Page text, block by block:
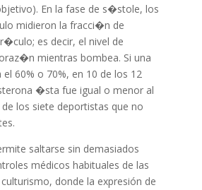
En la fase de s�stole, los
midieron la fracci�n de
es decir, el nivel de
mientras bombea. Si una
60% o 70%, en 10 de los 12
�sta fue igual o menor al
los siete deportistas que no
saltarse sin demasiados
médicos habituales de las
donde la expresión de